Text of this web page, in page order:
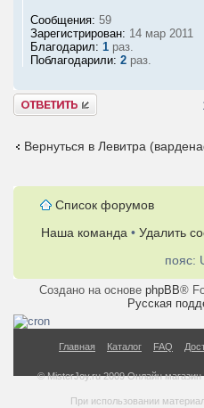
Сообщения: 59
Зарегистрирован: 14 мар 2011
Благодарил: 1 раз.
Поблагодарили: 2 раз.
Ответить
Вернуться в Левитра
Список форумов
Наша команда • Удалить
пояс:
Создано на основе phpBB®
Русская
Главная Каталог FAQ
© MisterJoy.ru 2009 Онлайн
При использовании